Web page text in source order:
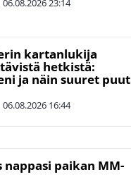
06.08.202623:14
kartanlukija
hetkistä:
ja näin suuret puut
06.08.2026 16:44
paikan MM-